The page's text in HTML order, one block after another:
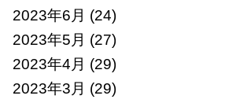
2023年6月 (24)
2023年5月 (27)
2023年4月 (29)
2023年3月 (29)